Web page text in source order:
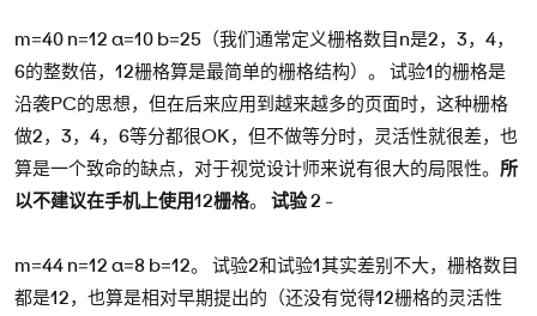
m=40 n=12 a=10 b=25（我们通常定义栅格数目n是2，3，4，
6的整数倍，12栅格算是最简单的栅格结构）。 试验1的栅格是
沿袭PC的思想，但在后来应用到越来越多的页面时，这种栅格
做2，3，4，6等分都很OK，但不做等分时，灵活性就很差，也
算是一个致命的缺点，对于视觉设计师来说有很大的局限性。 所
以不建议在手机上使用12栅格。 试验 2 -
m=44 n=12 a=8 b=12。 试验2和试验1其实差别不大，栅格数目
都是12，也算是相对早期提出的（还没有觉得12栅格的灵活性